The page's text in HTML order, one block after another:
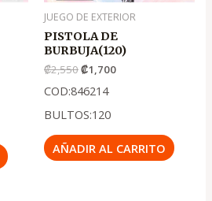
JUEGO DE EXTERIOR
PISTOLA DE
BURBUJA(120)
₡2,550₡1,700
COD:846214
BULTOS:120
AÑADIR AL CARRITO